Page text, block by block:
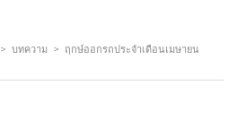
> บทความ > ฤกษ์ออกรถประจำเดือนเมษายน